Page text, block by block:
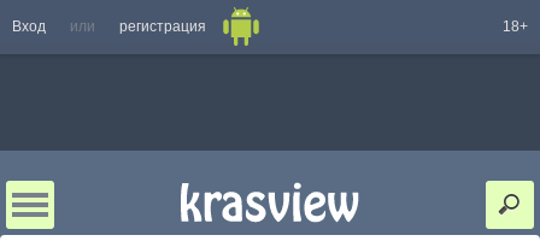
Вход или регистрация 18+